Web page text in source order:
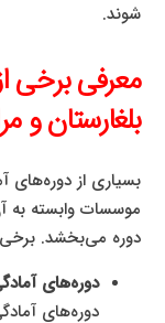
شوند.
معرفی برخی
بلغارستان و
بسیاری از دوره‌های
موسسات وابسته به
دوره می‌بخشد. برخی
دوره‌های
دوره‌های